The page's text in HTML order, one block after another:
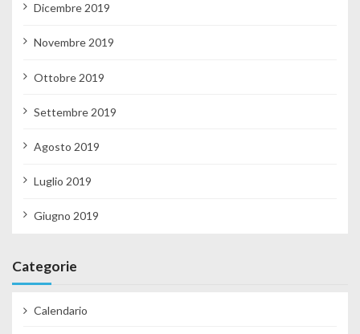
Dicembre 2019
Novembre 2019
Ottobre 2019
Settembre 2019
Agosto 2019
Luglio 2019
Giugno 2019
Categorie
Calendario